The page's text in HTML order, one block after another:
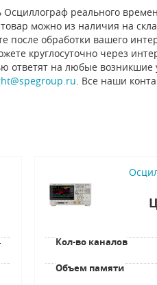
реального
можно из наличия на
обработки вашего
круглосуточно через
на любые возникшие
. Все наши
Кол-во каналов
Объем памяти